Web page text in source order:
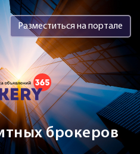
кредитных
Разместиться на портале
брокеров